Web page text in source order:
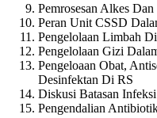
Pemrosesan Alkes
Peran Unit CSSD
Pengelolaan Limbah
Pengelolaan Gizi
Pengeloaan Obat,
Desinfektan Di RS
Diskusi Batasan
Pengendalian